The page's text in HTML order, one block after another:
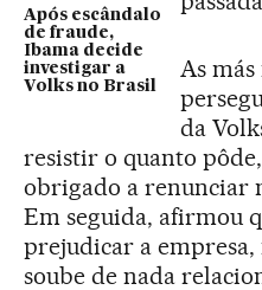
Após escândalo
de fraude,
Ibama decide
investigar a
Volks no Brasil
As
da
resistir o quanto
obrigado a renunciar
Em seguida, afirmou
prejudicar a empresa,
soube de nada